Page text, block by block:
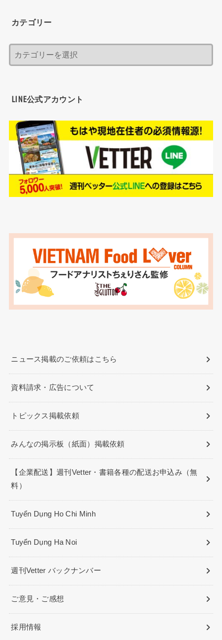
カテゴリー
LINE公式アカウント
ニュース掲載のご依頼はこちら
資料請求・広告について
トピックス掲載依頼
みんなの掲示板（紙面）掲載依頼
【企業配送】週刊Vetter・書籍各種の配送お申込み（無
料）
Tuyển Dụng Ho Chi Minh
Tuyển Dụng Ha Noi
週刊Vetter バックナンバー
ご意見・ご感想
採用情報